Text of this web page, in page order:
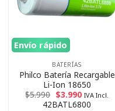
Envío rápido
BATERÍAS
Philco Batería Recargable
Li-Ion 18650
$5.990 $3.990 IVA Incl.
42BATL6800